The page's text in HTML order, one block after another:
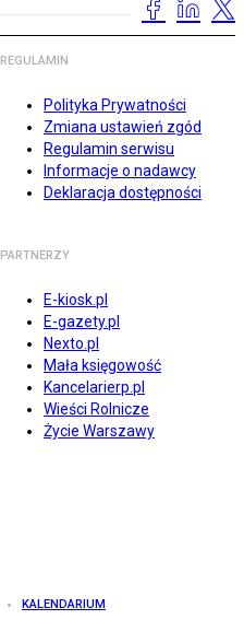
REGULAMIN
Polityka Prywatności
Zmiana ustawień zgód
Regulamin serwisu
Informacje o nadawcy
Deklaracja dostępności
PARTNERZY
E-kiosk.pl
E-gazety.pl
Nexto.pl
Mała księgowość
Kancelarierp.pl
Wieści Rolnicze
Życie Warszawy
KALENDARIUM